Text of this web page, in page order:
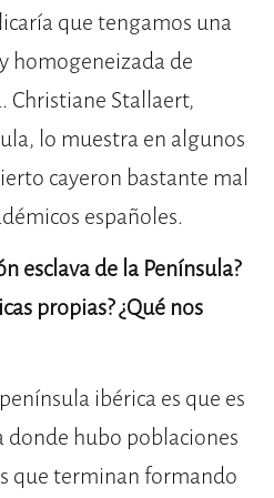
que tengamos una
homogeneizada de
Christiane Stallaert,
lo muestra en algunos
cayeron bastante mal
españoles.
esclava de la Península?
propias? ¿Qué nos
ibérica es que es
donde hubo poblaciones
que terminan formando